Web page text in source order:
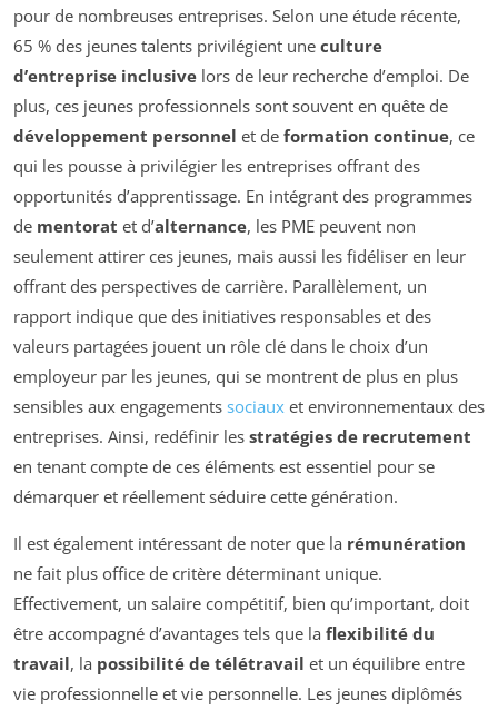
pour de nombreuses entreprises. Selon une étude récente,
65 % des jeunes talents privilégient une culture
d’entreprise inclusive lors de leur recherche d’emploi. De
plus, ces jeunes professionnels sont souvent en quête de
développement personnel et de formation continue, ce
qui les pousse à privilégier les entreprises offrant des
opportunités d’apprentissage. En intégrant des programmes
de mentorat et d’alternance, les PME peuvent non
seulement attirer ces jeunes, mais aussi les fidéliser en leur
offrant des perspectives de carrière. Parallèlement, un
rapport indique que des initiatives responsables et des
valeurs partagées jouent un rôle clé dans le choix d’un
employeur par les jeunes, qui se montrent de plus en plus
sensibles aux engagements sociaux et environnementaux des
entreprises. Ainsi, redéfinir les stratégies de recrutement
en tenant compte de ces éléments est essentiel pour se
démarquer et réellement séduire cette génération.
Il est également intéressant de noter que la rémunération
ne fait plus office de critère déterminant unique.
Effectivement, un salaire compétitif, bien qu’important, doit
être accompagné d’avantages tels que la flexibilité du
travail, la possibilité de télétravail et un équilibre entre
vie professionnelle et vie personnelle. Les jeunes diplômés